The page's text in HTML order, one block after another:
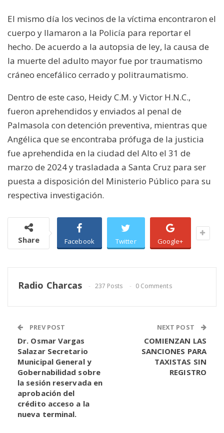
El mismo día los vecinos de la víctima encontraron el
cuerpo y llamaron a la Policía para reportar el
hecho. De acuerdo a la autopsia de ley, la causa de
la muerte del adulto mayor fue por traumatismo
cráneo encefálico cerrado y politraumatismo.
Dentro de este caso, Heidy C.M. y Victor H.N.C.,
fueron aprehendidos y enviados al penal de
Palmasola con detención preventiva, mientras que
Angélica que se encontraba prófuga de la justicia
fue aprehendida en la ciudad del Alto el 31 de
marzo de 2024 y trasladada a Santa Cruz para ser
puesta a disposición del Ministerio Público para su
respectiva investigación.
Share Facebook Twitter Google+
Radio Charcas 237 Posts 0 Comments
PREV POST
Dr. Osmar Vargas
Salazar Secretario
Municipal General y
Gobernabilidad sobre
la sesión reservada en
aprobación del
crédito acceso a la
nueva terminal.
NEXT POST
COMIENZAN LAS
SANCIONES PARA
TAXISTAS SIN
REGISTRO